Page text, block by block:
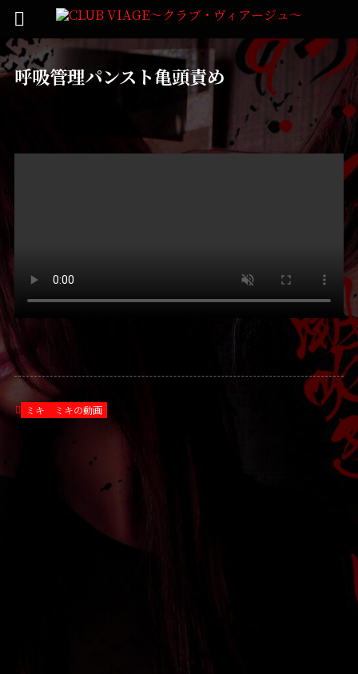
呼吸管理パンスト亀頭責め
ミキ ミキの動画